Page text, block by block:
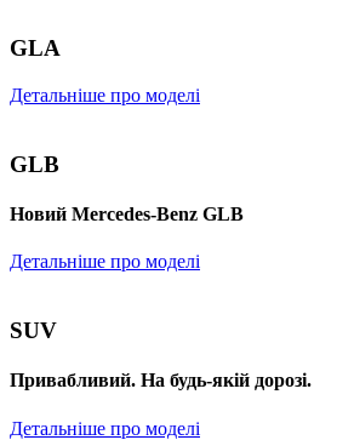
GLA
Детальніше про моделі
GLB
Новий Mercedes-Benz GLB
Детальніше про моделі
SUV
Привабливий. На будь-якій дорозі.
Детальніше про моделі